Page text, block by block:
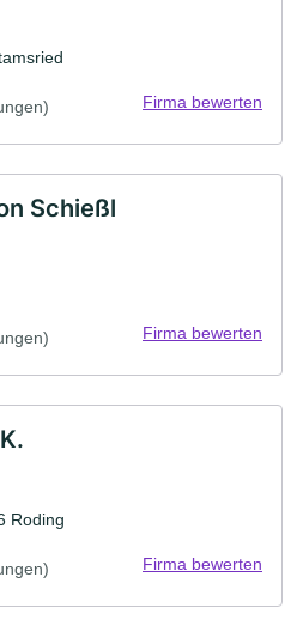
Firma bewerten
Schießl
Firma bewerten
Roding
Firma bewerten